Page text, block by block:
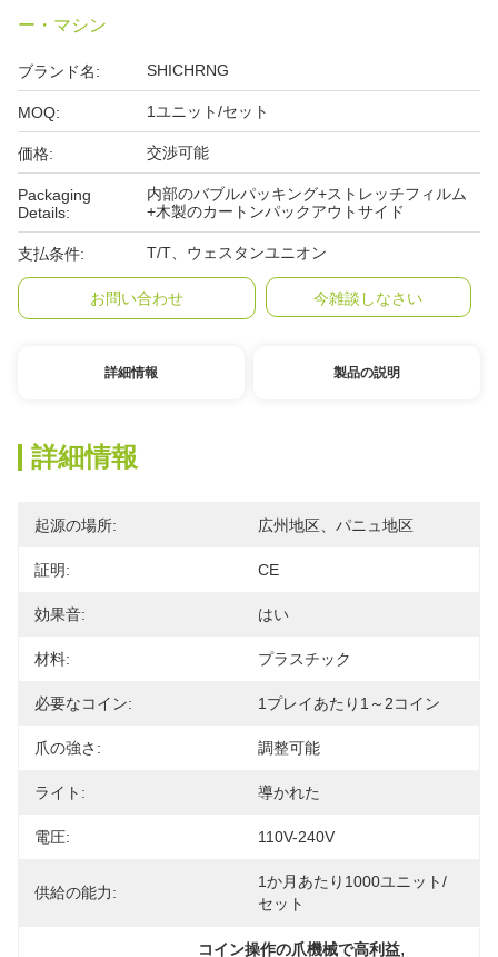
ー・マシン
ブランド名: SHICHRNG
MOQ: 1ユニット/セット
価格: 交渉可能
Packaging
Details:
内部のバブルパッキング+ストレッチフィルム
+木製のカートンパックアウトサイド
支払条件: T/T、ウェスタンユニオン
お問い合わせ 今雑談しなさい
詳細情報 製品の説明
詳細情報
起源の場所: 広州地区、パニュ地区
証明: CE
効果音: はい
材料: プラスチック
必要なコイン: 1プレイあたり1～2コイン
爪の強さ: 調整可能
ライト: 導かれた
電圧: 110V-240V
供給の能力:
1か月あたり1000ユニット/
セット
コイン操作の爪機械で高利益,